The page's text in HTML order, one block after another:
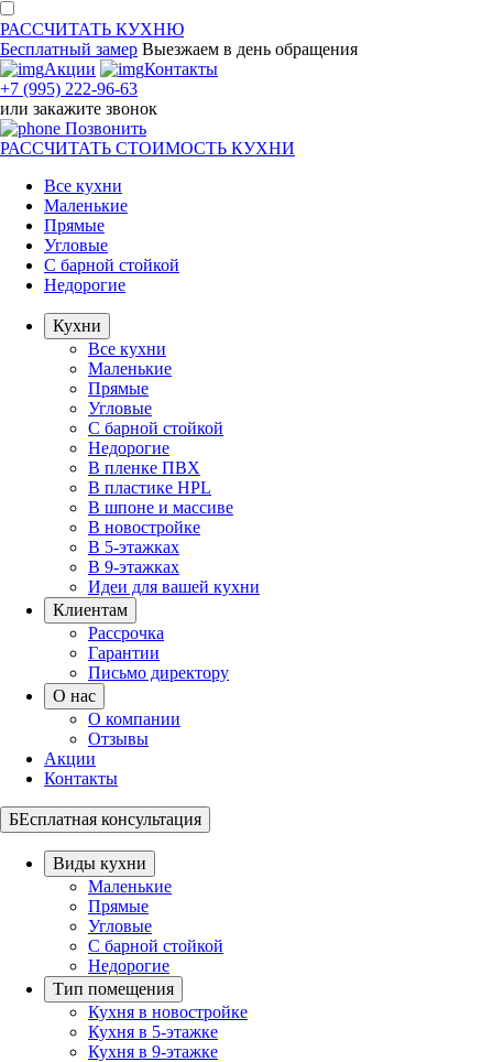
РАССЧИТАТЬ КУХНЮ
Бесплатный замер Выезжаем в день обращения
Акции
Контакты
+7 (995) 222-96-63
или закажите звонок
Позвонить
РАССЧИТАТЬ СТОИМОСТЬ КУХНИ
Все кухни
Маленькие
Прямые
Угловые
С барной стойкой
Недорогие
Кухни
Все кухни
Маленькие
Прямые
Угловые
С барной стойкой
Недорогие
В пленке ПВХ
В пластике HPL
В шпоне и массиве
В новостройке
В 5-этажках
В 9-этажках
Идеи для вашей кухни
Клиентам
Рассрочка
Гарантии
Письмо директору
О нас
О компании
Отзывы
Акции
Контакты
БЕсплатная консультация
Виды кухни
Маленькие
Прямые
Угловые
С барной стойкой
Недорогие
Тип помещения
Кухня в новостройке
Кухня в 5-этажке
Кухня в 9-этажке